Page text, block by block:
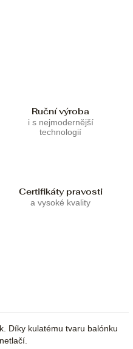
Ruční výroba
i s nejmodernější
technologií
Certifikáty pravosti
a vysoké kvality
Díky kulatému tvaru balónku